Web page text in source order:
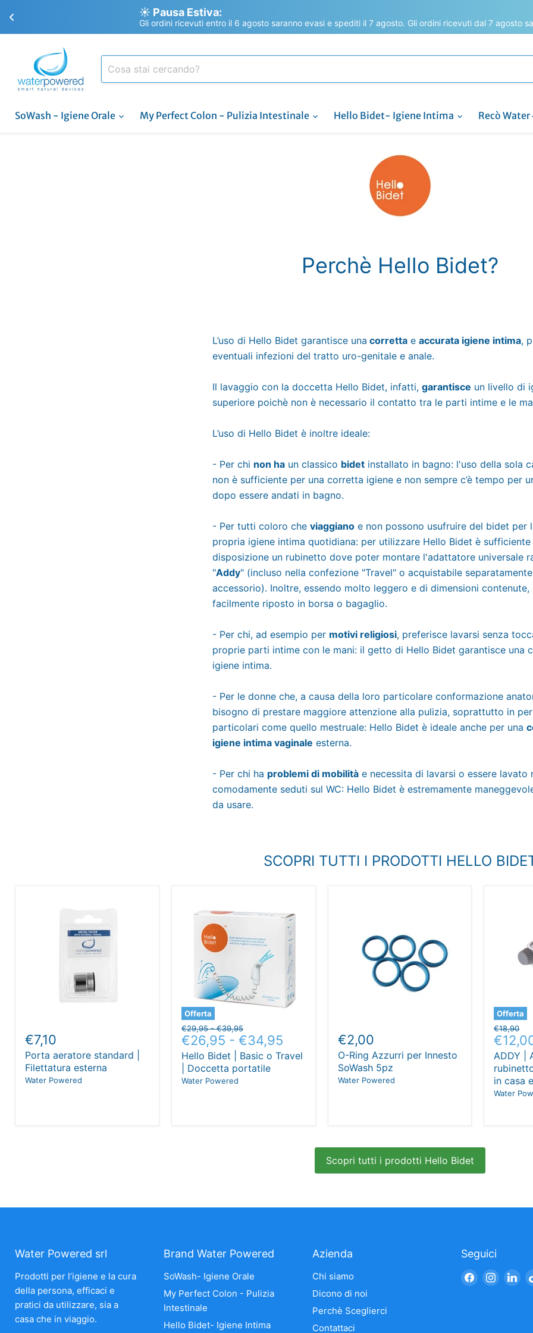
☀️ Pausa Estiva:
Gli ordini ricevuti entro il 6 agosto saranno evasi e spediti il 7 agosto. Gli ordini ricevuti dal 7 agosto
SoWash - Igiene Orale
My Perfect Colon - Pulizia Intestinale Hello Bidet- Igiene Intima Recò Water
Perchè Hello Bidet?
L’uso di Hello Bidet garantisce una corretta e accurata igiene intima,
eventuali infezioni del tratto uro-genitale e anale.
Il lavaggio con la doccetta Hello Bidet, infatti, garantisce un livello di
superiore poichè non è necessario il contatto tra le parti intime e le
L’uso di Hello Bidet è inoltre ideale:
- Per chi non ha un classico bidet installato in bagno: l'uso della sola
non è sufficiente per una corretta igiene e non sempre c’è tempo per
dopo essere andati in bagno.
- Per tutti coloro che viaggiano e non possono usufruire del bidet per
propria igiene intima quotidiana: per utilizzare Hello Bidet è sufficiente
disposizione un rubinetto dove poter montare l'adattatore universale
"Addy" (incluso nella confezione "Travel" o acquistabile
accessorio). Inoltre, essendo molto leggero e di dimensioni contenute,
facilmente riposto in borsa o bagaglio.
- Per chi, ad esempio per motivi religiosi, preferisce lavarsi senza
proprie parti intime con le mani: il getto di Hello Bidet garantisce una
igiene intima.
- Per le donne che, a causa della loro particolare conformazione
bisogno di prestare maggiore attenzione alla pulizia, soprattutto in
particolari come quello mestruale: Hello Bidet è ideale anche per una
igiene intima vaginale esterna.
- Per chi ha problemi di mobilità e necessita di lavarsi o essere lavato
comodamente seduti sul WC: Hello Bidet è estremamente
da usare.
SCOPRI TUTTI I PRODOTTI HELLO
€7,10
Porta aeratore standard |
Filettatura esterna
Water Powered
Offerta
Prezzo
originale
€29,95-Prezzo
originale
€39,95
€26,95 - €34,95
Hello Bidet | Basic o Travel
| Doccetta portatile
Water Powered
€2,00
O-Ring Azzurri per Innesto
SoWash 5pz
Water Powered
Offerta
Prezzo
originale
€18,90
ADDY |
in casa
Water
Scopri tutti i prodotti Hello Bidet
Water Powered srl
Prodotti per l’igiene e la cura
della persona, efficaci e
pratici da utilizzare, sia a
casa che in viaggio.
Brand Water Powered
SoWash- Igiene Orale
My Perfect Colon - Pulizia
Intestinale
Hello Bidet- Igiene Intima
Azienda
Chi siamo
Dicono di noi
Perchè Sceglierci
Contattaci
Seguici
TrovaciTrovaci